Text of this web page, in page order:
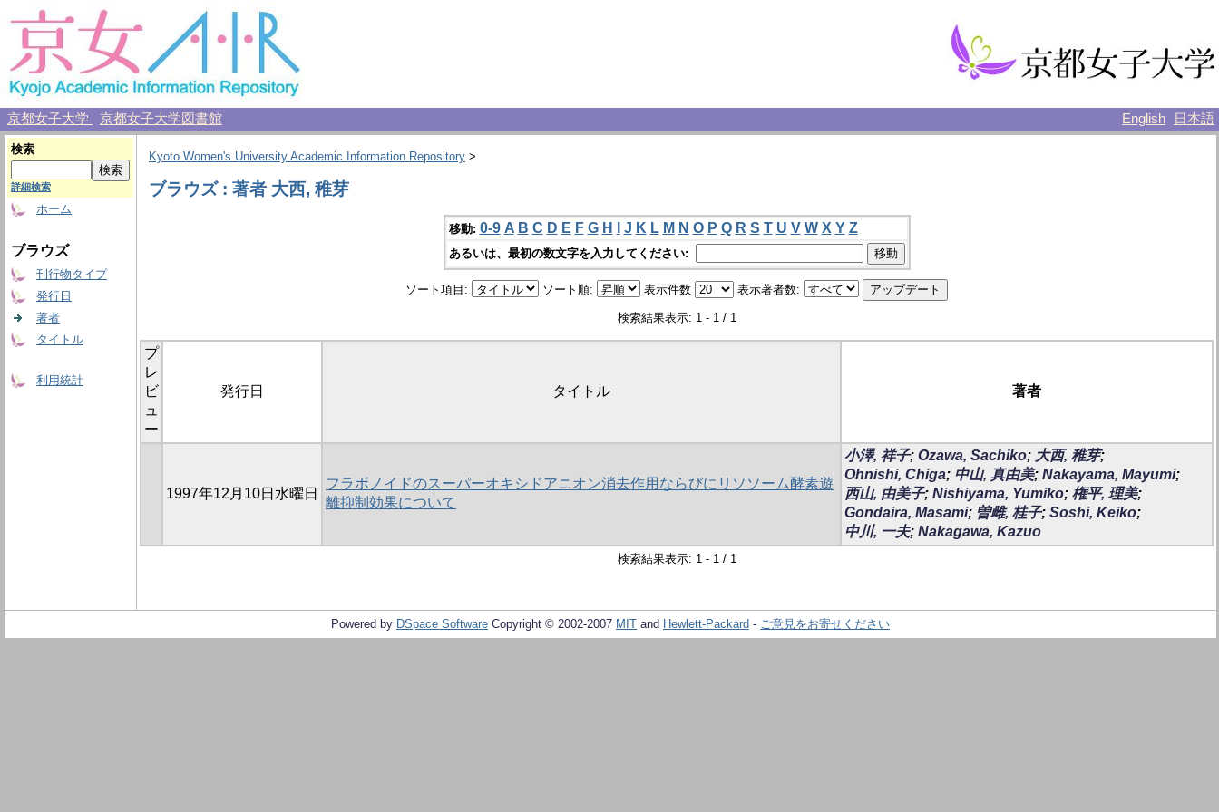
京都女子大学 京都女子大学図書館 English 日本語
検索
詳細検索
ホーム
ブラウズ
刊行物タイプ
発行日
著者
タイトル
利用統計
Kyoto Women's University Academic Information Repository >
ブラウズ : 著者 大西, 稚芽
移動: 0-9 A B C D E F G H J K L M N O P Q R S T U V W X Y Z
あるいは、最初の数文字を入力してください:
ソート項目: ソート順: 表示件数 表示著者数:
検索結果表示: 1 - 1 / 1
プ
レ
ビ
ュ
ー
発行日 タイトル 著者
1997年12月10日水曜日
フラボノイドのスーパーオキシドアニオン消去作用ならびにリソソーム酵素遊
離抑制効果について
小澤, 祥子; Ozawa, Sachiko; 大西, 稚芽;
Ohnishi, Chiga; 中山, 真由美; Nakayama, Mayumi;
西山, 由美子; Nishiyama, Yumiko; 権平, 理美;
Gondaira, Masami; 曽雌, 桂子; Soshi, Keiko;
中川, 一夫; Nakagawa, Kazuo
検索結果表示: 1 - 1 / 1
Powered by DSpace Software Copyright © 2002-2007 MIT and Hewlett-Packard - ご意見をお寄せください